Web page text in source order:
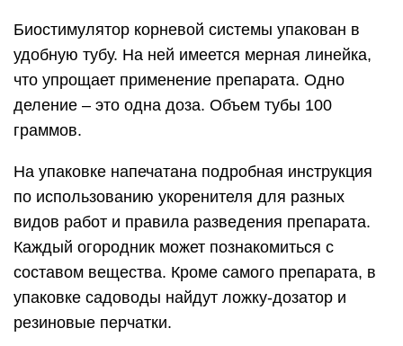
Биостимулятор корневой системы упакован в
удобную тубу. На ней имеется мерная линейка,
что упрощает применение препарата. Одно
деление – это одна доза. Объем тубы 100
граммов.
На упаковке напечатана подробная инструкция
по использованию укоренителя для разных
видов работ и правила разведения препарата.
Каждый огородник может познакомиться с
составом вещества. Кроме самого препарата, в
упаковке садоводы найдут ложку-дозатор и
резиновые перчатки.